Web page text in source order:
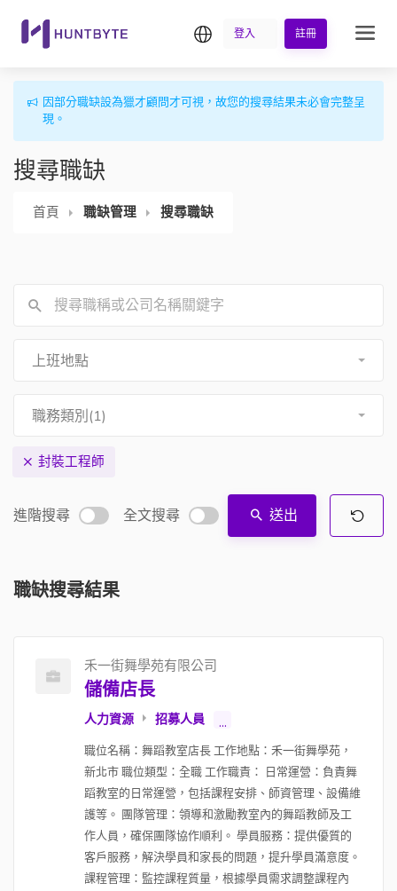
繁中登入 註冊
因部分職缺設為獵才顧問才可視，故您的搜尋結果未必會完整呈
現。
搜尋職缺
首頁 職缺管理 搜尋職缺
上班地點
職務類別(1)
封裝工程師
進階搜尋 全文搜尋 送出
職缺搜尋結果
禾一街舞學苑有限公司
儲備店長
人力資源 招募人員 ...
職位名稱：舞蹈教室店長 工作地點：禾一街舞學苑，
新北市 職位類型：全職 工作職責： 日常運營：負責舞
蹈教室的日常運營，包括課程安排、師資管理、設備維
護等。 團隊管理：領導和激勵教室內的舞蹈教師及工
作人員，確保團隊協作順利。 學員服務：提供優質的
客戶服務，解決學員和家長的問題，提升學員滿意度。
課程管理：監控課程質量，根據學員需求調整課程內